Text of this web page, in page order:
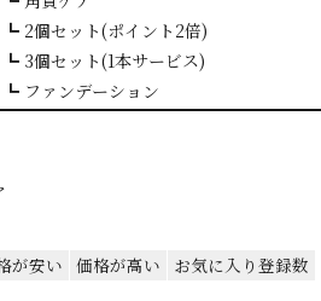
┗ 2個セット(ポイント2倍)
┗ 3個セット(1本サービス)
┗ ファンデーション
が安い 価格が高い お気に入り登録数